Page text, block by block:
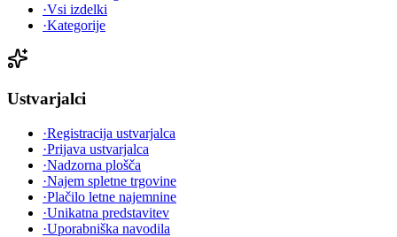
·Vsi izdelki
·Kategorije
Ustvarjalci
·Registracija ustvarjalca
·Prijava ustvarjalca
·Nadzorna plošča
·Najem spletne trgovine
·Plačilo letne najemnine
·Unikatna predstavitev
·Uporabniška navodila